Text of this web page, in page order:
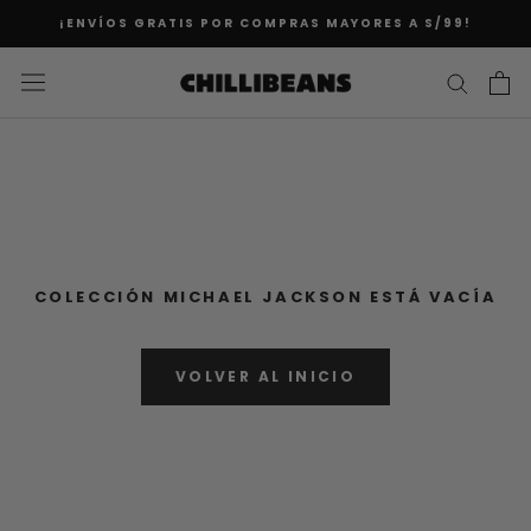
¡ENVÍOS GRATIS POR COMPRAS MAYORES A S/99!
COLECCIÓN MICHAEL JACKSON ESTÁ VACÍA
VOLVER AL INICIO